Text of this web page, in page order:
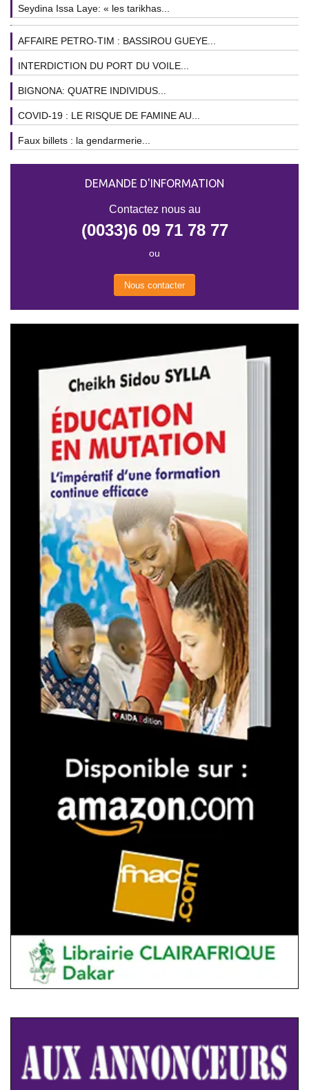
Seydina Issa Laye: « les tarikhas...
AFFAIRE PETRO-TIM : BASSIROU GUEYE...
INTERDICTION DU PORT DU VOILE...
BIGNONA: QUATRE INDIVIDUS...
COVID-19 : LE RISQUE DE FAMINE AU...
Faux billets : la gendarmerie...
DEMANDE D'INFORMATION
Contactez nous au
(0033)6 09 71 78 77
ou
Nous contacter